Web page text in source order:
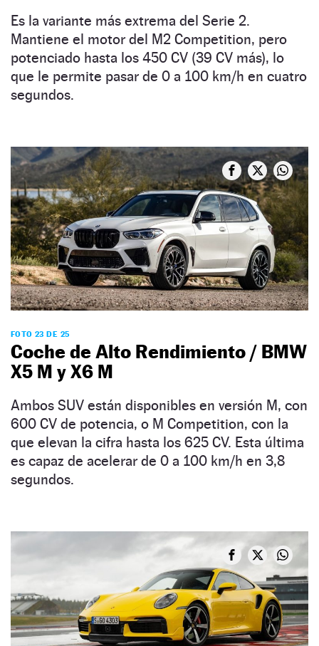
Es la variante más extrema del Serie 2.
Mantiene el motor del M2 Competition, pero
potenciado hasta los 450 CV (39 CV más), lo
que le permite pasar de 0 a 100 km/h en cuatro
segundos.
FOTO 23 DE 25
Coche de Alto Rendimiento / BMW
X5 M y X6 M
Ambos SUV están disponibles en versión M, con
600 CV de potencia, o M Competition, con la
que elevan la cifra hasta los 625 CV. Esta última
es capaz de acelerar de 0 a 100 km/h en 3,8
segundos.